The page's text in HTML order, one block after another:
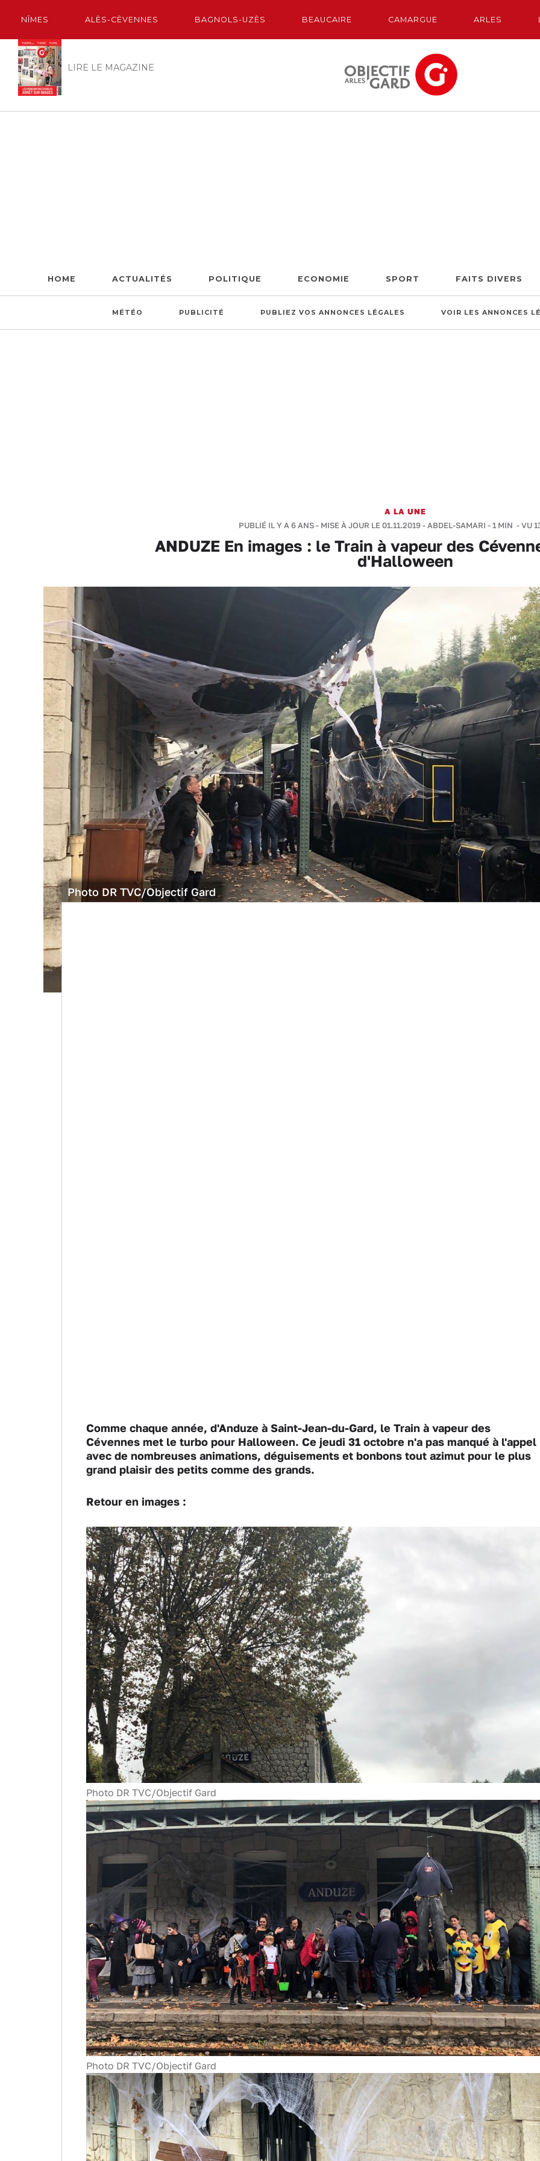
NÎMES ALÈS-CÈVENNES BAGNOLS-UZÈS BEAUCAIRE CAMARGUE ARLES
LIRE LE MAGAZINE
HOME ACTUALITÉS POLITIQUE ECONOMIE SPORT FAITS DIVERS
MÉTÉO PUBLICITÉ PUBLIEZ VOS ANNONCES LÉGALES VOIR LES ANNONCES
A LA UNE
PUBLIÉ IL Y A 6 ANS - MISE À JOUR LE 01.11.2019 -ABDEL-SAMARI -1 MIN - VU
ANDUZE En images : le Train à vapeur des
d'Halloween
Photo DR TVC/Objectif Gard
Comme chaque année, d'Anduze à Saint-Jean-du-Gard, le Train à vapeur des
Cévennes met le turbo pour Halloween. Ce jeudi 31 octobre n'a pas manqué à l'appel
avec de nombreuses animations, déguisements et bonbons tout azimut pour le plus
grand plaisir des petits comme des grands.
Retour en images :
Photo DR TVC/Objectif Gard
Photo DR TVC/Objectif Gard